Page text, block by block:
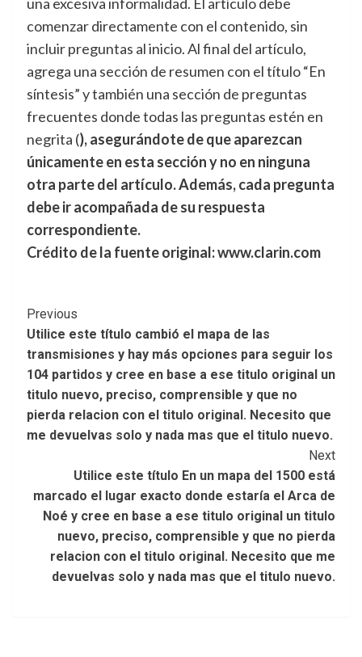
comenzar directamente con el contenido, sin
incluir preguntas al inicio. Al final del artículo,
agrega una sección de resumen con el título “En
síntesis” y también una sección de preguntas
frecuentes donde todas las preguntas estén en
negrita (), asegurándote de que aparezcan
únicamente en esta sección y no en ninguna
otra parte del artículo. Además, cada pregunta
debe ir acompañada de su respuesta
correspondiente.
Crédito de la fuente original: www.clarin.com
Post
Navigation
Previous
Utilice este título cambió el mapa de las
transmisiones y hay más opciones para seguir los
104 partidos y cree en base a ese titulo original un
titulo nuevo, preciso, comprensible y que no
pierda relacion con el titulo original. Necesito que
me devuelvas solo y nada mas que el titulo nuevo.
Next
Utilice este título En un mapa del 1500 está
marcado el lugar exacto donde estaría el Arca de
Noé y cree en base a ese titulo original un titulo
nuevo, preciso, comprensible y que no pierda
relacion con el titulo original. Necesito que me
devuelvas solo y nada mas que el titulo nuevo.